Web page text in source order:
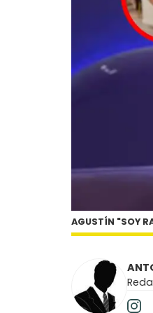
AGUSTÍN "SOY